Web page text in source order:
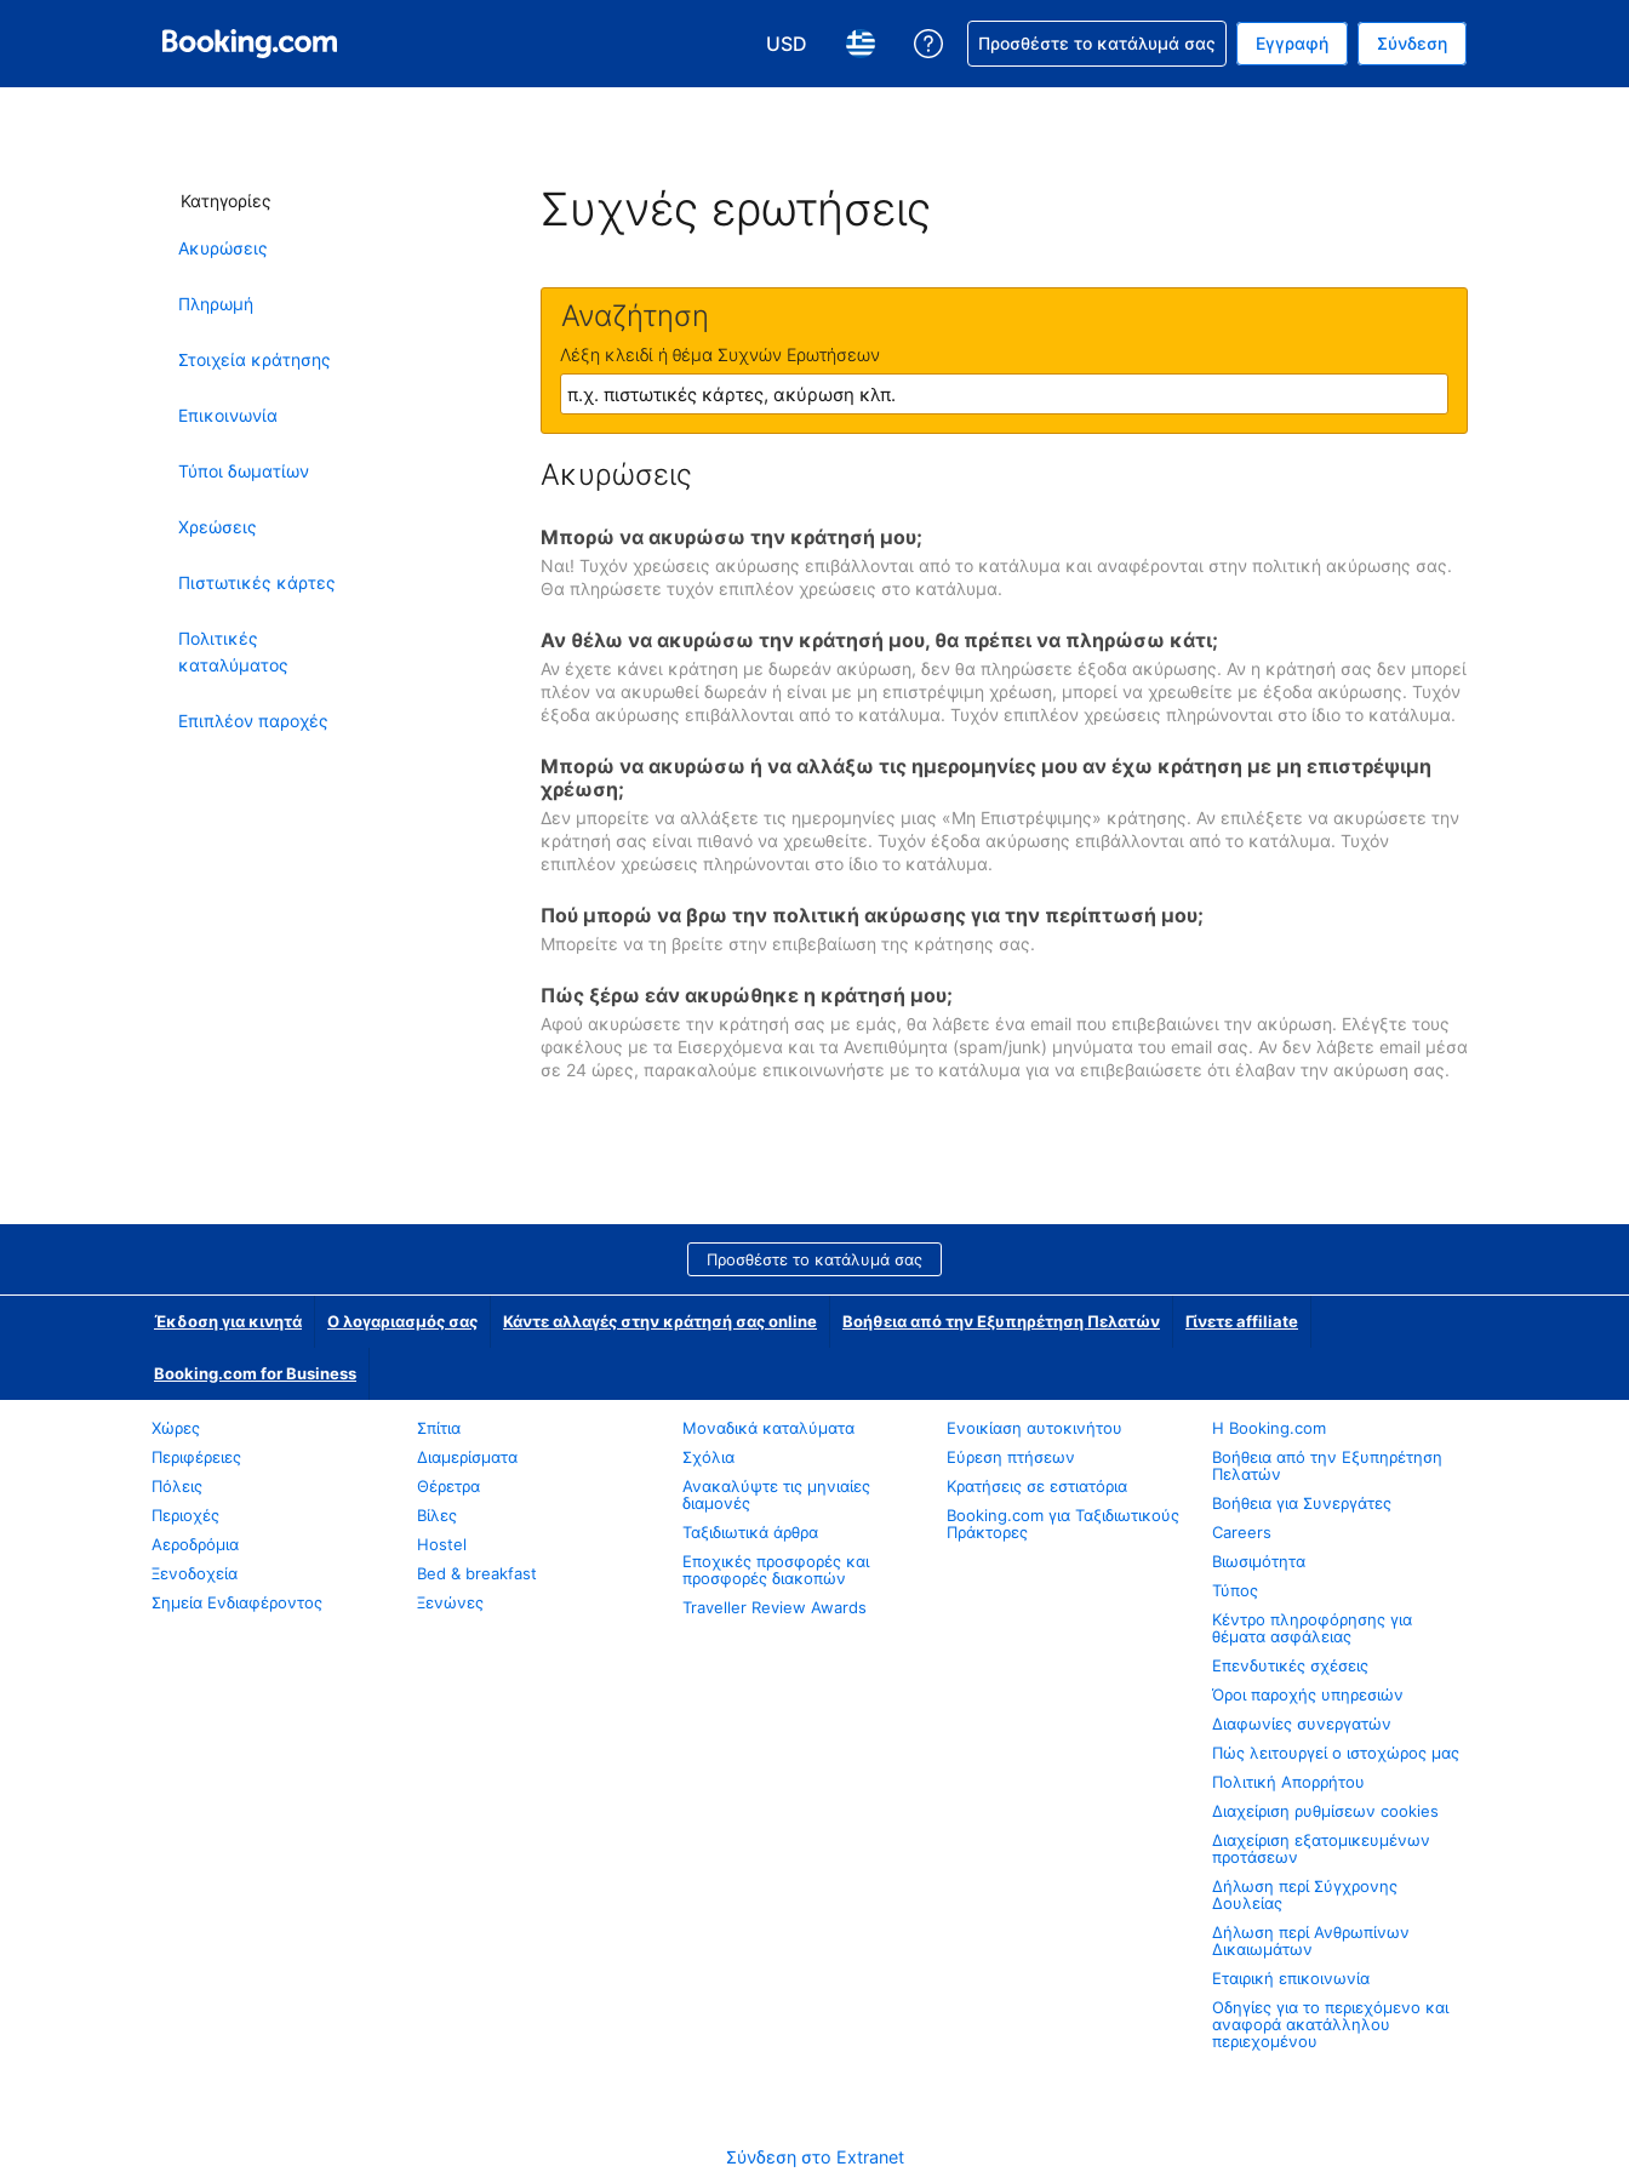
USD
Επιλέξτε το νόμισμά σας. Το τωρινό σας νόμισμα είναι Δολάριο Η.Π.Α.
Επιλέξτε τη γλώσσα σας. Η τωρινή σας γλώσσα είναι τα Ελληνικά
Βοήθεια για την κράτησή σας
Προσθέστε το κατάλυμά σας Εγγραφή Σύνδεση
Κατηγορίες
Ακυρώσεις
Πληρωμή
Στοιχεία κράτησης
Επικοινωνία
Τύποι δωματίων
Χρεώσεις
Πιστωτικές κάρτες
Πολιτικές
καταλύματος
Επιπλέον παροχές
Συχνές ερωτήσεις
Αναζήτηση
Λέξη κλειδί ή θέμα Συχνών Ερωτήσεων
Ακυρώσεις
Μπορώ να ακυρώσω την κράτησή μου;
Ναι! Τυχόν χρεώσεις ακύρωσης επιβάλλονται από το κατάλυμα και αναφέρονται στην πολιτική ακύρωσης σας.
Θα πληρώσετε τυχόν επιπλέον χρεώσεις στο κατάλυμα.
Αν θέλω να ακυρώσω την κράτησή μου, θα πρέπει να πληρώσω κάτι;
Αν έχετε κάνει κράτηση με δωρεάν ακύρωση, δεν θα πληρώσετε έξοδα ακύρωσης. Αν η κράτησή σας δεν μπορεί
πλέον να ακυρωθεί δωρεάν ή είναι με μη επιστρέψιμη χρέωση, μπορεί να χρεωθείτε με έξοδα ακύρωσης. Τυχόν
έξοδα ακύρωσης επιβάλλονται από το κατάλυμα. Τυχόν επιπλέον χρεώσεις πληρώνονται στο ίδιο το κατάλυμα.
Μπορώ να ακυρώσω ή να αλλάξω τις ημερομηνίες μου αν έχω κράτηση με μη επιστρέψιμη
χρέωση;
Δεν μπορείτε να αλλάξετε τις ημερομηνίες μιας «Μη Επιστρέψιμης» κράτησης. Αν επιλέξετε να ακυρώσετε την
κράτησή σας είναι πιθανό να χρεωθείτε. Τυχόν έξοδα ακύρωσης επιβάλλονται από το κατάλυμα. Τυχόν
επιπλέον χρεώσεις πληρώνονται στο ίδιο το κατάλυμα.
Πού μπορώ να βρω την πολιτική ακύρωσης για την περίπτωσή μου;
Μπορείτε να τη βρείτε στην επιβεβαίωση της κράτησης σας.
Πώς ξέρω εάν ακυρώθηκε η κράτησή μου;
Αφού ακυρώσετε την κράτησή σας με εμάς, θα λάβετε ένα email που επιβεβαιώνει την ακύρωση. Ελέγξτε τους
φακέλους με τα Εισερχόμενα και τα Ανεπιθύμητα (spam/junk) μηνύματα του email σας. Αν δεν λάβετε email μέσα
σε 24 ώρες, παρακαλούμε επικοινωνήστε με το κατάλυμα για να επιβεβαιώσετε ότι έλαβαν την ακύρωση σας.
Προσθέστε το κατάλυμά σας
Έκδοση για κινητά Ο λογαριασμός σας Κάντε αλλαγές στην κράτησή σας online Βοήθεια από την Εξυπηρέτηση Πελατών Γίνετε affiliate
Booking.com for Business
Χώρες
Περιφέρειες
Πόλεις
Περιοχές
Αεροδρόμια
Ξενοδοχεία
Σημεία Ενδιαφέροντος
Σπίτια
Διαμερίσματα
Θέρετρα
Βίλες
Hostel
Bed & breakfast
Ξενώνες
Μοναδικά καταλύματα
Σχόλια
Ανακαλύψτε τις μηνιαίες
διαμονές
Ταξιδιωτικά άρθρα
Εποχικές προσφορές και
προσφορές διακοπών
Traveller Review Awards
Ενοικίαση αυτοκινήτου
Εύρεση πτήσεων
Κρατήσεις σε εστιατόρια
Booking.com για Ταξιδιωτικούς
Πράκτορες
Η Booking.com
Βοήθεια από την Εξυπηρέτηση
Πελατών
Βοήθεια για Συνεργάτες
Careers
Βιωσιμότητα
Τύπος
Κέντρο πληροφόρησης για
θέματα ασφάλειας
Επενδυτικές σχέσεις
Όροι παροχής υπηρεσιών
Διαφωνίες συνεργατών
Πώς λειτουργεί ο ιστοχώρος μας
Πολιτική Απορρήτου
Διαχείριση ρυθμίσεων cookies
Διαχείριση εξατομικευμένων
προτάσεων
Δήλωση περί Σύγχρονης
Δουλείας
Δήλωση περί Ανθρωπίνων
Δικαιωμάτων
Εταιρική επικοινωνία
Οδηγίες για το περιεχόμενο και
αναφορά ακατάλληλου
περιεχομένου
Σύνδεση στο Extranet